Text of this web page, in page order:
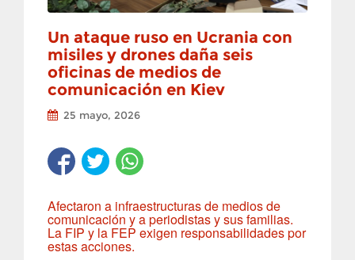
Un ataque ruso en Ucrania con
misiles y drones daña seis
oficinas de medios de
comunicación en Kiev
25 mayo, 2026
Afectaron a infraestructuras de medios de
comunicación y a periodistas y sus familias.
La FIP y la FEP exigen responsabilidades por
estas acciones.